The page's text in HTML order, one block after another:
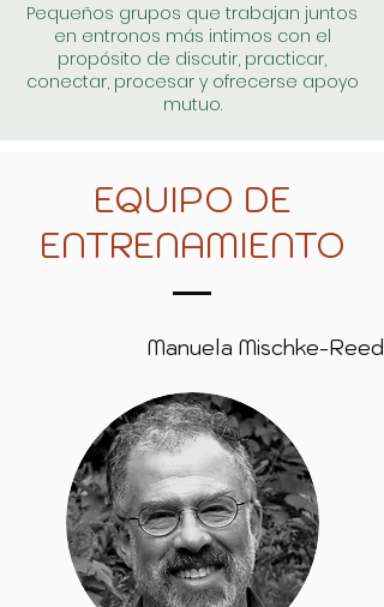
Pequeños grupos que trabajan juntos
en entronos más intimos con el
propósito de discutir, practicar,
conectar, procesar y ofrecerse apoyo
mutuo.
EQUIPO DE
ENTRENAMIENTO
Manuela Mischke-